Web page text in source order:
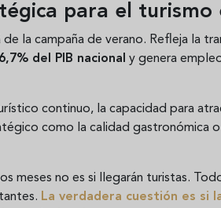
para el turismo
de la campaña de verano. Refleja la
6,7% del PIB nacional y genera
continuo, la capacidad para
como la calidad gastronómica o
meses no es si llegarán turistas.
La verdadera cuestión es si